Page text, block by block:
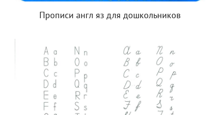
Прописи англ яз для дошкольников